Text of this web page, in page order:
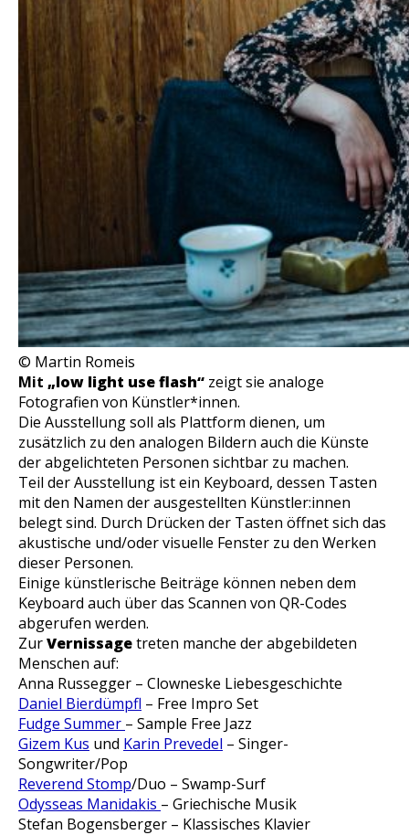
© Martin Romeis
Mit „low light use flash“ zeigt sie analoge
Fotografien von Künstler*innen.
Die Ausstellung soll als Plattform dienen, um
zusätzlich zu den analogen Bildern auch die Künste
der abgelichteten Personen sichtbar zu machen.
Teil der Ausstellung ist ein Keyboard, dessen Tasten
mit den Namen der ausgestellten Künstler:innen
belegt sind. Durch Drücken der Tasten öffnet sich das
akustische und/oder visuelle Fenster zu den Werken
dieser Personen.
Einige künstlerische Beiträge können neben dem
Keyboard auch über das Scannen von QR-Codes
abgerufen werden.
ZurVernissagetreten manche der abgebildeten
Menschen auf:
Anna Russegger – Clowneske Liebesgeschichte
Daniel Bierdümpfl – Free Impro Set
Fudge Summer – Sample Free Jazz
Gizem Kus und Karin Prevedel – Singer-
Songwriter/Pop
Reverend Stomp/Duo – Swamp-Surf
Odysseas Manidakis – Griechische Musik
Stefan Bogensberger – Klassisches Klavier